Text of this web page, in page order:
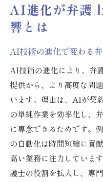
AI進化が弁護
響とは
AI技術の進化で変わる
AI技術の進化により、弁
提供から、より高度な問
います。理由は、AIが契
の単純作業を効率化し、
に専念できるためです。
の自動化は時間短縮に貢
高い業務に注力していま
護士の役割を拡大し、専